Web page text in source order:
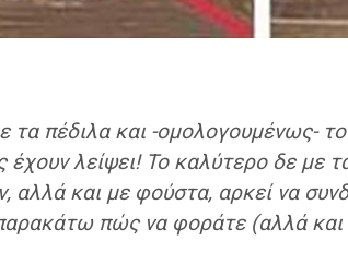
πέδιλα και -ομολογουμένως-
λείψει! Το καλύτερο δε με
αλλά και με φούστα, αρκεί να
πώς να φοράτε (αλλά